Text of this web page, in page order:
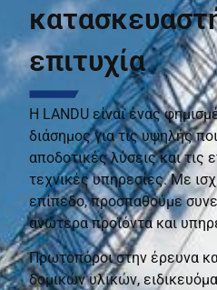
επιτυχία
Η LANDU είναι ένας
διάσημος για τις υψηλής
αποδοτικές λύσεις και τις
τεχνικές υπηρεσίες. Με
επίπεδο, προσπαθούμε
ανώτερα προϊόντα και
Πρωτοπόροι στην έρευνα
δομικών υλικών,